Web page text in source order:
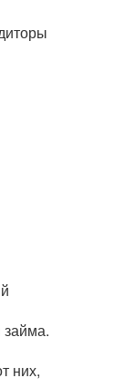
займа.
них,